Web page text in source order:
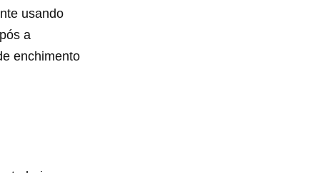
usando
a
enchimento